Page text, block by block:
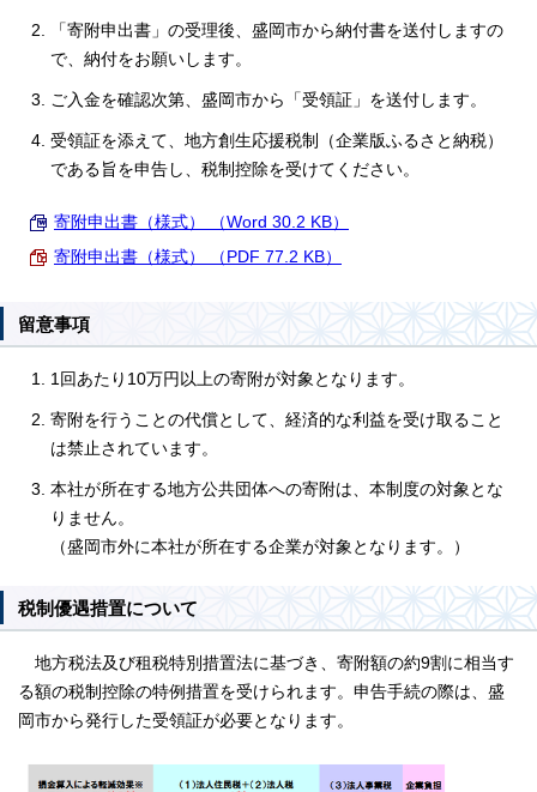
「寄附申出書」の受理後、盛岡市から納付書を送付しますの
で、納付をお願いします。
ご入金を確認次第、盛岡市から「受領証」を送付します。
受領証を添えて、地方創生応援税制（企業版ふるさと納税）
である旨を申告し、税制控除を受けてください。
寄附申出書（様式） （Word 30.2 KB）
寄附申出書（様式） （PDF 77.2 KB）
留意事項
1回あたり10万円以上の寄附が対象となります。
寄附を行うことの代償として、経済的な利益を受け取ること
は禁止されています。
本社が所在する地方公共団体への寄附は、本制度の対象とな
りません。
（盛岡市外に本社が所在する企業が対象となります。）
税制優遇措置について
地方税法及び租税特別措置法に基づき、寄附額の約9割に相当す
る額の税制控除の特例措置を受けられます。申告手続の際は、盛
岡市から発行した受領証が必要となります。